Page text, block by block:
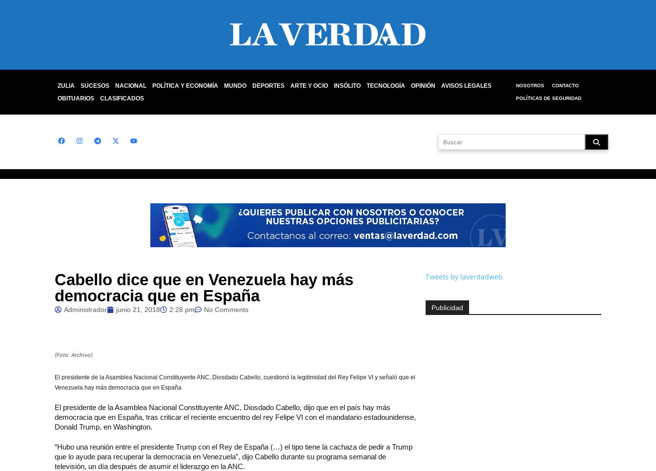
ZULIA SUCESOS NACIONAL POLÍTICA Y ECONOMÍA MUNDO DEPORTES ARTE Y OCIO INSÓLITO TECNOLOGÍA OPINIÓN
AVISOS LEGALES
OBITUARIOS
CLASIFICADOS
NOSOTROS CONTACTO
POLÍTICAS DE SEGURIDAD
Cabello dice que en Venezuela hay más
democracia que en España
Administrador junio 21, 2018 2:28 pm No Comments
(Foto: Archivo)
El presidente de la Asamblea Nacional Constituyente ANC, Diosdado Cabello, cuestionó la legitimidad del Rey Felipe VI y señaló que el
Venezuela hay más democracia que en España
El presidente de la Asamblea Nacional Constituyente ANC, Diosdado Cabello, dijo que en el país hay más
democracia que en España, tras criticar el reciente encuentro del rey Felipe VI con el mandatario estadounidense,
Donald Trump, en Washington.
“Hubo una reunión entre el presidente Trump con el Rey de España (…) el tipo tiene la cachaza de pedir a Trump
que lo ayude para recuperar la democracia en Venezuela”, dijo Cabello durante su programa semanal de
televisión, un día después de asumir el liderazgo en la ANC.
Tweets by laverdadweb
Publicidad